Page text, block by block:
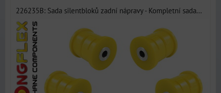
226235B: Sada silentbloků zadní nápravy - Kompletní sada...